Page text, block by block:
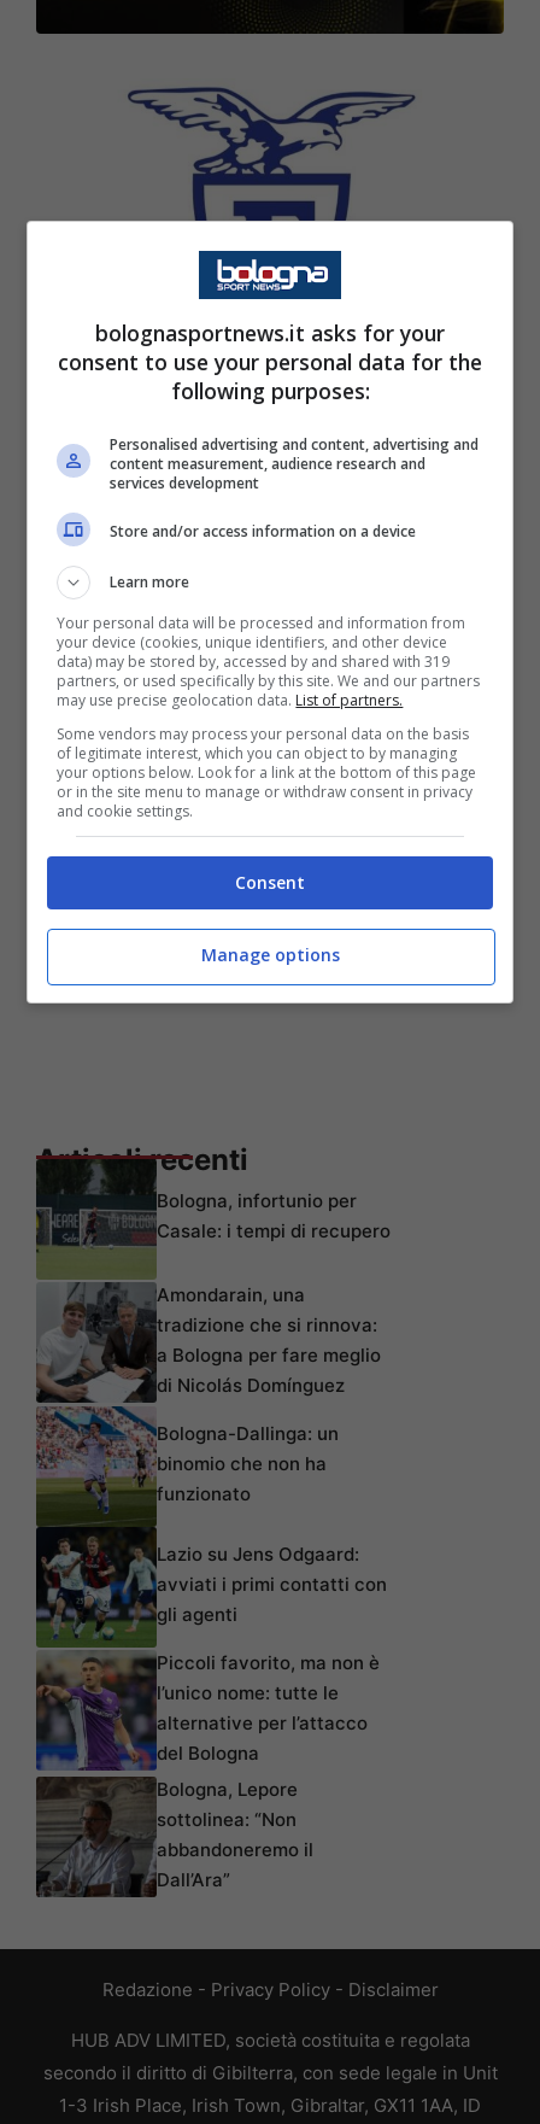
2 luglio alle ore 11:00, a casa Fortitudo (via
Andrea Costa 15, Castel Maggiore), saranno
illustrati dettagli, prezzi e modalità della
Campagna Abbonamenti 2020/21, che partirà
ore 12:00), con una prima fase riservata
all’opzione sul rinnovo della tessera per gli
abbonati della stagione 2019/20.
Articoli recenti
Bologna, infortunio per
Casale: i tempi di recupero
Amondarain, una
tradizione che si rinnova:
a Bologna per fare meglio
di Nicolás Domínguez
Bologna-Dallinga: un
binomio che non ha
funzionato
Lazio su Jens Odgaard:
avviati i primi contatti con
gli agenti
Piccoli favorito, ma non è
l’unico nome: tutte le
alternative per l’attacco
del Bologna
Bologna, Lepore
sottolinea: “Non
abbandoneremo il
Dall’Ara”
Redazione - Privacy Policy- Disclaimer
HUB ADV LIMITED, società costituita e regolata
secondo il diritto di Gibilterra, con sede legale in Unit
1-3 Irish Place, Irish Town, Gibraltar, GX11 1AA, ID
bolognasportnews.it asks for your
consent to use your personal data for the
following purposes:
Personalised advertising and content, advertising and
content measurement, audience research and
services development
Store and/or access information on a device
Learn more
Your personal data will be processed and information from
your device (cookies, unique identifiers, and other device
data) may be stored by, accessed by and shared with 319
partners, or used specifically by this site. We and our partners
may use precise geolocation data. List of partners.
Some vendors may process your personal data on the basis
of legitimate interest, which you can object to by managing
your options below. Look for a link at the bottom of this page
or in the site menu to manage or withdraw consent in privacy
and cookie settings.
Consent
Manage options